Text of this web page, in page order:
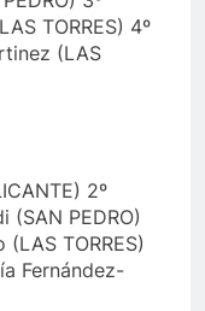
TORRES) 4º
(LAS
2º
(SAN PEDRO)
TORRES)
Fernández-